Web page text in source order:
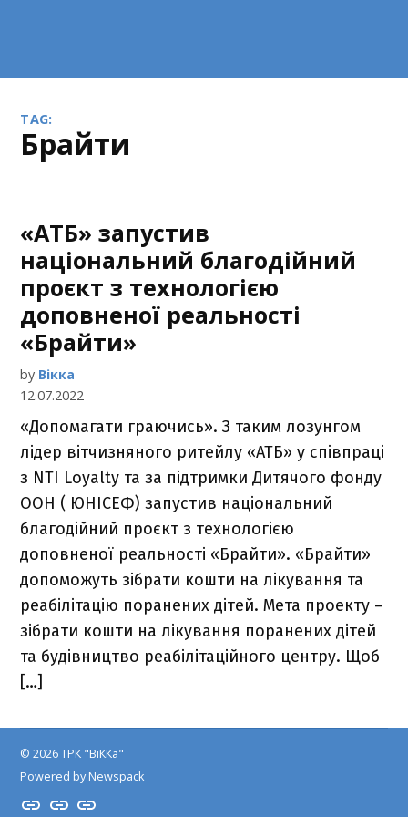
TAG:
Брайти
«АТБ» запустив
національний благодійний
проєкт з технологією
доповненої реальності
«Брайти»
by Вікка
12.07.2022
«Допомагати граючись». З таким лозунгом
лідер вітчизняного ритейлу «АТБ» у співпраці
з NTI Loyalty та за підтримки Дитячого фонду
ООН ( ЮНІСЕФ) запустив національний
благодійний проєкт з технологією
доповненої реальності «Брайти». «Брайти»
допоможуть зібрати кошти на лікування та
реабілітацію поранених дітей. Мета проекту –
зібрати кошти на лікування поранених дітей
та будівництво реабілітаційного центру. Щоб
[…]
© 2026 ТРК "ВіККа"
Powered by Newspack
Insta
YouTube
FB